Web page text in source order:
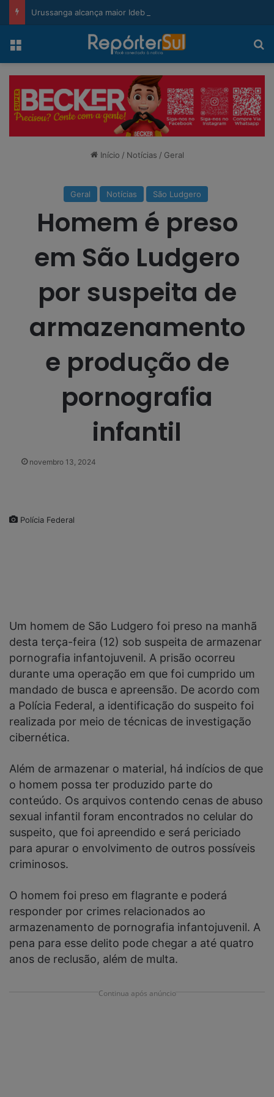
Menu
Início / Notícias / Geral
Geral Notícias São Ludgero
Homem é preso
em São Ludgero
por suspeita de
armazenamento
e produção de
pornografia
infantil
novembro 13, 2024
Polícia Federal
Um homem de São Ludgero foi preso na manhã
desta terça-feira (12) sob suspeita de armazenar
pornografia infantojuvenil. A prisão ocorreu
durante uma operação em que foi cumprido um
mandado de busca e apreensão. De acordo com
a Polícia Federal, a identificação do suspeito foi
realizada por meio de técnicas de investigação
cibernética.
Além de armazenar o material, há indícios de que
o homem possa ter produzido parte do
conteúdo. Os arquivos contendo cenas de abuso
sexual infantil foram encontrados no celular do
suspeito, que foi apreendido e será periciado
para apurar o envolvimento de outros possíveis
criminosos.
O homem foi preso em flagrante e poderá
responder por crimes relacionados ao
armazenamento de pornografia infantojuvenil. A
pena para esse delito pode chegar a até quatro
anos de reclusão, além de multa.
Continua após anúncio